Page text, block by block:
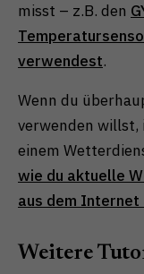
misst – z.B. den
verwendest.
Wenn du
verwenden willst,
einem
wie du aktuelle
aus dem
Weitere